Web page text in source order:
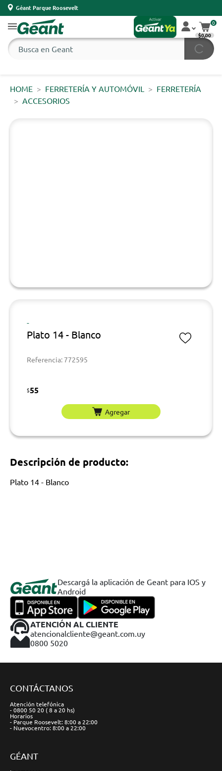
Géant Parque Roosevelt
0
$0,00
HOME FERRETERÍA Y AUTOMÓVIL
FERRETERÍA
ACCESORIOS
-
Plato 14 - Blanco
Referencia: 772595
$55
Agregar
Descripción de producto:
Plato 14 - Blanco
Descargá la aplicación de Geant para IOS y
Android
ATENCIÓN AL CLIENTE
atencionalcliente@geant.com.uy
0800 5020
CONTÁCTANOS
Atención telefónica
- 0800 50 20 ( 8 a 20 hs)
Horarios
- Parque Roosevelt: 8:00 a 22:00
- Nuevocentro: 8:00 a 22:00
GÉANT